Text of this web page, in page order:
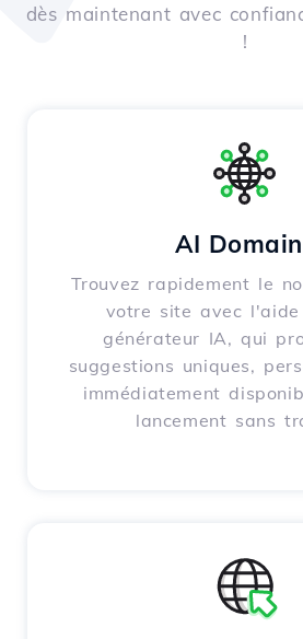
dès maintenant avec
!
AI
Trouvez rapidement le
votre site avec
générateur IA, qui
suggestions uniques,
immédiatement
lancement sans